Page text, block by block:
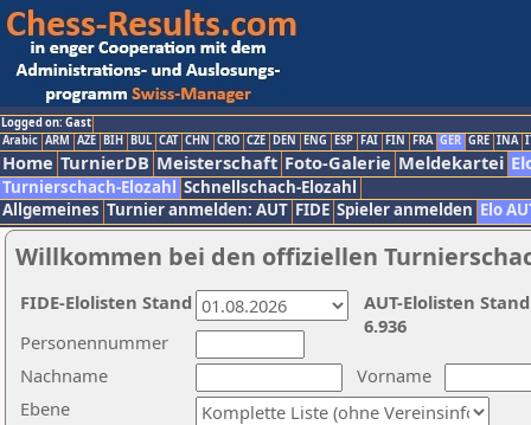
Logged on: Gast
Arabic ARM AZE BIH BUL CAT CHN CRO CZE DEN ENG ESP FAI FIN FRA GER GRE INA
Home TurnierDB Meisterschaft Foto-Galerie Meldekartei
Turnierschach-Elozahl Schnellschach-Elozahl
Allgemeines Turnier anmelden: AUT FIDE Spieler anmelden Elo
Willkommen bei den offiziellen
Nachname
Vorname
Ebene
Personennummer
AUT-Elolisten
6.936
FIDE-Elolisten Stand